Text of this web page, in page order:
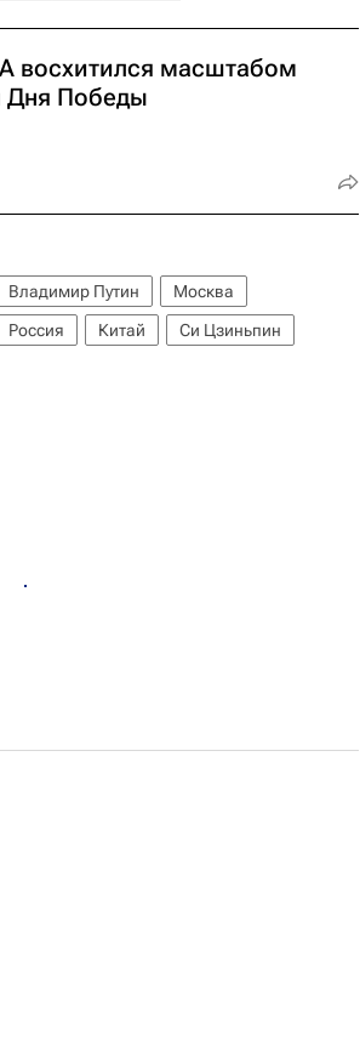
восхитился масштабом
Дня Победы
Владимир Путин
Москва
Россия Китай
Си Цзиньпин